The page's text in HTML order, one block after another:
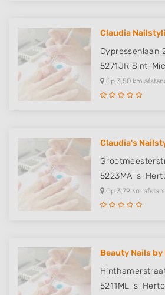
Claudia
Cypressenlaan
5271JR Sint-
Op 3,50 km
Claudia's
5223MA 's-
Op 3,79 km
Beauty Nails by
5211ML 's-